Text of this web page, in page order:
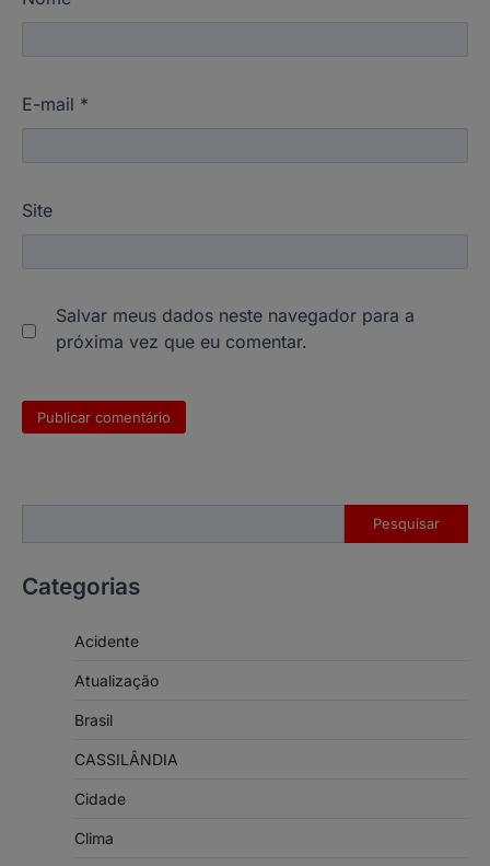
E-mail *
Site
Salvar meus dados neste navegador para a
próxima vez que eu comentar.
Pesquisar
Categorias
Acidente
Atualização
Brasil
CASSILÂNDIA
Cidade
Clima